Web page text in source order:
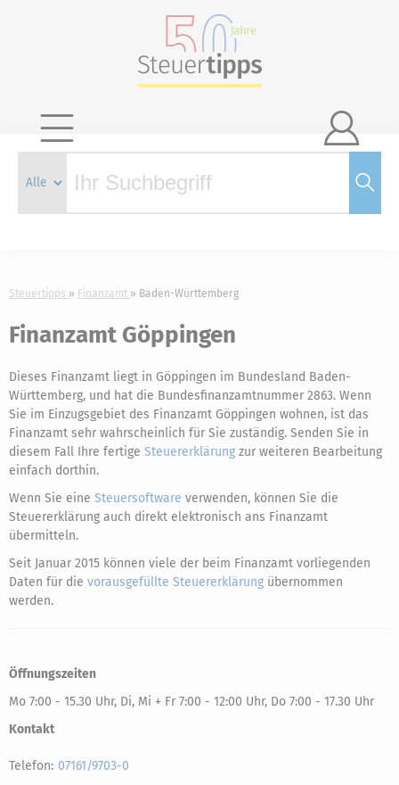

Steuertipps Finanzamt Baden-Württemberg
Finanzamt Göppingen
Dieses Finanzamt liegt in Göppingen im Bundesland Baden-
Württemberg, und hat die Bundesfinanzamtnummer 2863. Wenn
Sie im Einzugsgebiet des Finanzamt Göppingen wohnen, ist das
Finanzamt sehr wahrscheinlich für Sie zuständig. Senden Sie in
diesem Fall Ihre fertige Steuererklärung zur weiteren Bearbeitung
einfach dorthin.
Wenn Sie eine Steuersoftware verwenden, können Sie die
Steuererklärung auch direkt elektronisch ans Finanzamt
übermitteln.
Seit Januar 2015 können viele der beim Finanzamt vorliegenden
Daten für die vorausgefüllte Steuererklärung übernommen
werden.
Öffnungszeiten
Mo 7:00 - 15.30 Uhr, Di, Mi + Fr 7:00 - 12:00 Uhr, Do 7:00 - 17.30 Uhr
Kontakt
Telefon: 07161/9703-0